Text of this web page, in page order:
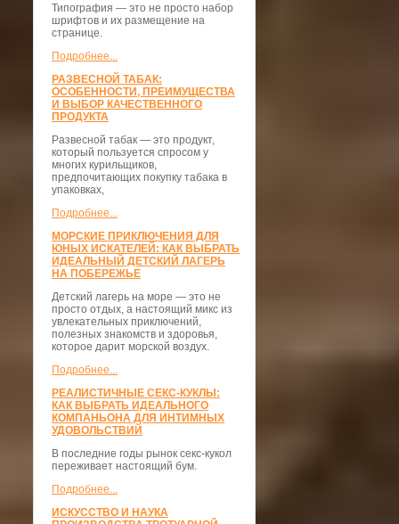
Типография — это не просто набор
шрифтов и их размещение на
странице.
Подробнее...
РАЗВЕСНОЙ ТАБАК:
ОСОБЕННОСТИ, ПРЕИМУЩЕСТВА
И ВЫБОР КАЧЕСТВЕННОГО
ПРОДУКТА
Развесной табак — это продукт,
который пользуется спросом у
многих курильщиков,
предпочитающих покупку табака в
упаковках,
Подробнее...
МОРСКИЕ ПРИКЛЮЧЕНИЯ ДЛЯ
ЮНЫХ ИСКАТЕЛЕЙ: КАК ВЫБРАТЬ
ИДЕАЛЬНЫЙ ДЕТСКИЙ ЛАГЕРЬ
НА ПОБЕРЕЖЬЕ
Детский лагерь на море — это не
просто отдых, а настоящий микс из
увлекательных приключений,
полезных знакомств и здоровья,
которое дарит морской воздух.
Подробнее...
РЕАЛИСТИЧНЫЕ СЕКС-КУКЛЫ:
КАК ВЫБРАТЬ ИДЕАЛЬНОГО
КОМПАНЬОНА ДЛЯ ИНТИМНЫХ
УДОВОЛЬСТВИЙ
В последние годы рынок секс-кукол
переживает настоящий бум.
Подробнее...
ИСКУССТВО И НАУКА